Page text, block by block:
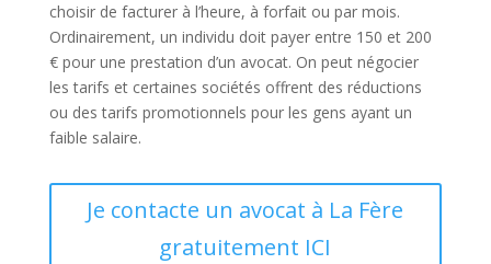
choisir de facturer à l’heure, à forfait ou par mois.
Ordinairement, un individu doit payer entre 150 et 200
€ pour une prestation d’un avocat. On peut négocier
les tarifs et certaines sociétés offrent des réductions
ou des tarifs promotionnels pour les gens ayant un
faible salaire.
Je contacte un avocat à La Fère
gratuitement ICI